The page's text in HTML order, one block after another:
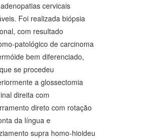
cervicais
Foi realizada biópsia
com resultado
patológico de carcinoma
bem diferenciado,
se procedeu
a glossectomia
direita com
direto com rotação
da língua e
supra homo-hioideu